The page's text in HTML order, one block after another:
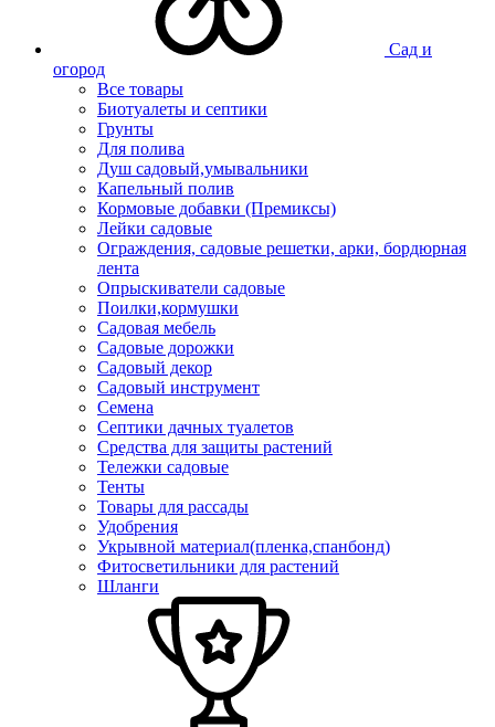
Сад и
огород
Все товары
Биотуалеты и септики
Грунты
Для полива
Душ садовый,умывальники
Капельный полив
Кормовые добавки (Премиксы)
Лейки садовые
Ограждения, садовые решетки, арки, бордюрная
лента
Опрыскиватели садовые
Поилки,кормушки
Садовая мебель
Садовые дорожки
Садовый декор
Садовый инструмент
Семена
Септики дачных туалетов
Средства для защиты растений
Тележки садовые
Тенты
Товары для рассады
Удобрения
Укрывной материал(пленка,спанбонд)
Фитосветильники для растений
Шланги